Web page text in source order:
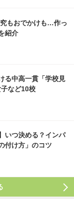
究もおでかけも…作っ
紹介
る中高一貫「学校見
など10校
いつ決める？インパ
付け方」のコツ